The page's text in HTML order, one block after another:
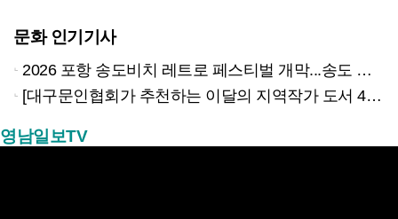
문화 인기기사
2026 포항 송도비치 레트로 페스티벌 개막...송도 밤바다 달군 레트로 열기
[대구문인협회가 추천하는 이달의 지역작가 도서 4권]
영남일보TV